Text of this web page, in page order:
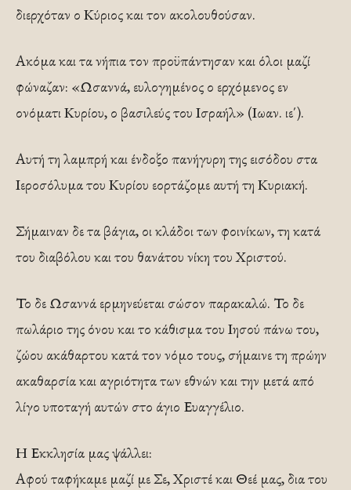
διερχόταν ο Κύριος και τον ακολουθούσαν.
Ακόμα και τα νήπια τον προϋπάντησαν και όλοι μαζί
φώναζαν: «Ωσαννά, ευλογημένος ο ερχόμενος εν
ονόματι Κυρίου, ο βασιλεύς του Ισραήλ» (Ιωαν. ιε΄).
Αυτή τη λαμπρή και ένδοξο πανήγυρη της εισόδου στα
Ιεροσόλυμα του Κυρίου εορτάζομε αυτή τη Κυριακή.
Σήμαιναν δε τα βάγια, οι κλάδοι των φοινίκων, τη κατά
του διαβόλου και του θανάτου νίκη του Χριστού.
Το δε Ωσαννά ερμηνεύεται σώσον παρακαλώ. Το δε
πωλάριο της όνου και το κάθισμα του Ιησού πάνω του,
ζώου ακάθαρτου κατά τον νόμο τους, σήμαινε τη πρώην
ακαθαρσία και αγριότητα των εθνών και την μετά από
λίγο υποταγή αυτών στο άγιο Ευαγγέλιο.
Η Εκκλησία μας ψάλλει:
Αφού ταφήκαμε μαζί με Σε, Χριστέ και Θεέ μας, δια του